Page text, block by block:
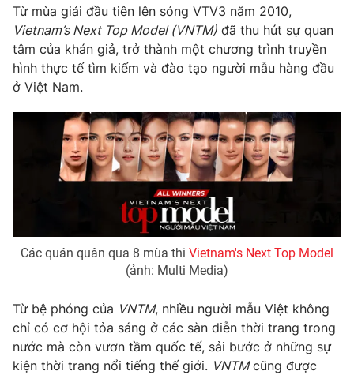
Thế giới đó đây
Câu chuyện quốc tế
Tài chính
Thị trường
Góc doanh nghiệp
Dữ liệu và đời sống
Truyền hình
Phim VTV
Hậu trường
Nhân vật
Giải sao mai
Điện ảnh
Đời sống
Làm đẹp
Chất lượng cuộc sống
Tuyển sinh
Công nghệ
Sản phẩm
Thị trường
Giao lưu trực tuyến
Lịch phát sóng
Từ mùa giải đầu tiên lên sóng VTV3 năm 2010,
Vietnam’s Next Top Model (VNTM) đã thu hút sự quan
tâm của khán giả, trở thành một chương trình truyền
hình thực tế tìm kiếm và đào tạo người mẫu hàng đầu
ở Việt Nam.
Các quán quân qua 8 mùa thi Vietnam's Next Top Model
(ảnh: Multi Media)
Từ bệ phóng của VNTM, nhiều người mẫu Việt không
chỉ có cơ hội tỏa sáng ở các sàn diễn thời trang trong
nước mà còn vươn tầm quốc tế, sải bước ở những sự
kiện thời trang nổi tiếng thế giới. VNTMcũng được